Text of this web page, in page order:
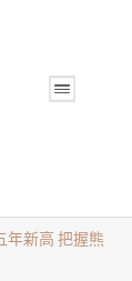
年新高 把握熊